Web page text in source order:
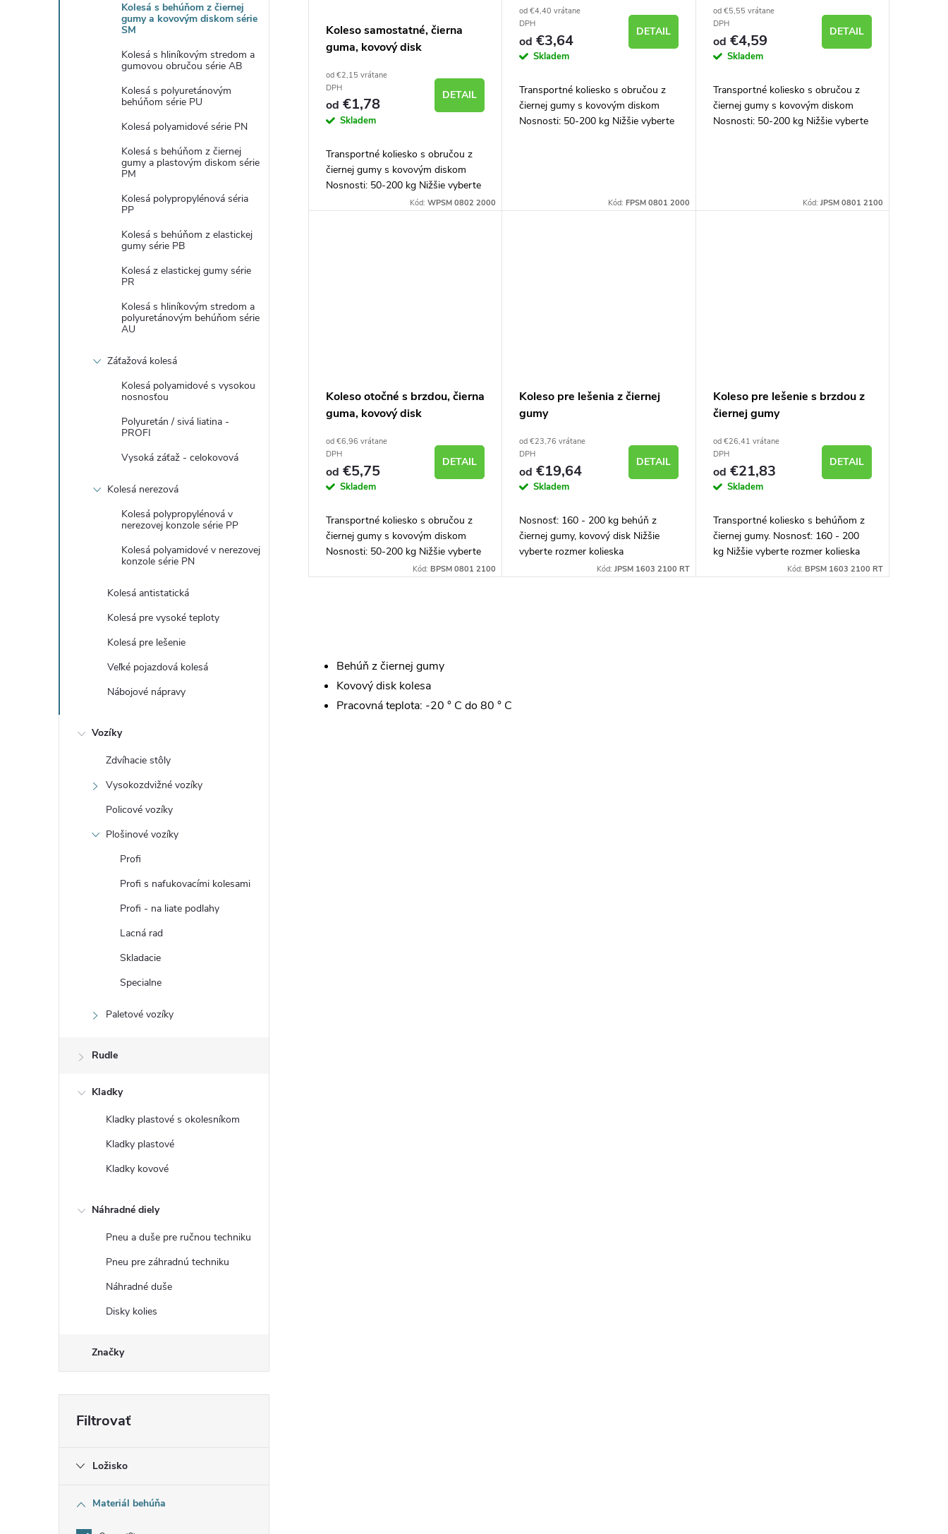
Kolesá s behúňom z čiernej
gumy a kovovým diskom série
SM
Kolesá s hliníkovým stredom a
gumovou obručou série AB
Kolesá s polyuretánovým
behúňom série PU
Kolesá polyamidové série PN
Kolesá s behúňom z čiernej
gumy a plastovým diskom série
PM
Kolesá polypropylénová séria
PP
Kolesá s behúňom z elastickej
gumy série PB
Kolesá z elastickej gumy série
PR
Kolesá s hliníkovým stredom a
polyuretánovým behúňom série
AU
Záťažová kolesá
Kolesá polyamidové s vysokou
nosnosťou
Polyuretán / sivá liatina -
PROFI
Vysoká záťaž - celokovová
Kolesá nerezová
Kolesá polypropylénová v
nerezovej konzole série PP
Kolesá polyamidové v nerezovej
konzole série PN
Kolesá antistatická
Kolesá pre vysoké teploty
Kolesá pre lešenie
Veľké pojazdová kolesá
Nábojové nápravy
Vozíky
Zdvíhacie stôly
Vysokozdvižné vozíky
Policové vozíky
Plošinové vozíky
Profi
Profi s nafukovacími kolesami
Profi - na liate podlahy
Lacná rad
Skladacie
Specialne
Paletové vozíky
Rudle
Kladky
Kladky plastové s okolesníkom
Kladky plastové
Kladky kovové
Náhradné diely
Pneu a duše pre ručnou techniku
Pneu pre záhradnú techniku
Náhradné duše
Disky kolies
Značky
Ložisko
Materiál behúňa
o
o
Koleso samostatné, čierna
guma, kovový disk
od €2,15 vrátane
DPH
od €1,78
Skladem
DETAIL
Transportné koliesko s obručou z
čiernej gumy s kovovým diskom
Nosnosti: 50-200 kg Nižšie vyberte
Kód:WPSM 0802 2000
od €4,40 vrátane
DPH
od €3,64
Skladem
DETAIL
Transportné koliesko s obručou z
čiernej gumy s kovovým diskom
Nosnosti: 50-200 kg Nižšie vyberte
Kód: FPSM 0801 2000
od €5,55 vrátane
DPH
od €4,59
Skladem
DETAIL
Transportné koliesko s obručou z
čiernej gumy s kovovým diskom
Nosnosti: 50-200 kg Nižšie vyberte
Kód: JPSM 0801 2100
Koleso otočné s brzdou, čierna
guma, kovový disk
od €6,96 vrátane
DPH
od €5,75
Skladem
DETAIL
Transportné koliesko s obručou z
čiernej gumy s kovovým diskom
Nosnosti: 50-200 kg Nižšie vyberte
Kód:BPSM 0801 2100
Koleso pre lešenia z čiernej
gumy
od €23,76 vrátane
DPH
od €19,64
Skladem
DETAIL
Nosnosť: 160 - 200 kg behúň z
čiernej gumy, kovový disk Nižšie
vyberte rozmer kolieska
Kód: JPSM 1603 2100 RT
Koleso pre lešenie s brzdou z
čiernej gumy
od €26,41 vrátane
DPH
od €21,83
Skladem
DETAIL
Transportné koliesko s behúňom z
čiernej gumy. Nosnosť: 160 - 200
kg Nižšie vyberte rozmer kolieska
Kód: BPSM 1603 2100 RT
Behúň z čiernej gumy
Kovový disk kolesa
Pracovná teplota: -20 ° C do 80 ° C